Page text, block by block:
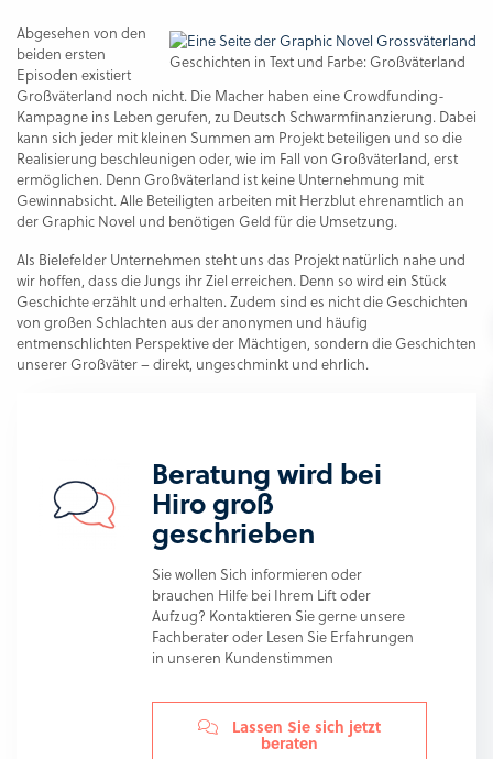
Geschichten in Text und Farbe: Großväterland
Abgesehen von den
beiden ersten
Episoden existiert
Großväterland noch nicht. Die Macher haben eine Crowdfunding-
Kampagne ins Leben gerufen, zu Deutsch Schwarmfinanzierung. Dabei
kann sich jeder mit kleinen Summen am Projekt beteiligen und so die
Realisierung beschleunigen oder, wie im Fall von Großväterland, erst
ermöglichen. Denn Großväterland ist keine Unternehmung mit
Gewinnabsicht. Alle Beteiligten arbeiten mit Herzblut ehrenamtlich an
der Graphic Novel und benötigen Geld für die Umsetzung.
Als Bielefelder Unternehmen steht uns das Projekt natürlich nahe und
wir hoffen, dass die Jungs ihr Ziel erreichen. Denn so wird ein Stück
Geschichte erzählt und erhalten. Zudem sind es nicht die Geschichten
von großen Schlachten aus der anonymen und häufig
entmenschlichten Perspektive der Mächtigen, sondern die Geschichten
unserer Großväter – direkt, ungeschminkt und ehrlich.
Beratung wird bei
Hiro groß
geschrieben
Sie wollen Sich informieren oder
brauchen Hilfe bei Ihrem Lift oder
Aufzug? Kontaktieren Sie gerne unsere
Fachberater oder Lesen Sie Erfahrungen
in unseren Kundenstimmen
Lassen Sie sich jetzt
beraten